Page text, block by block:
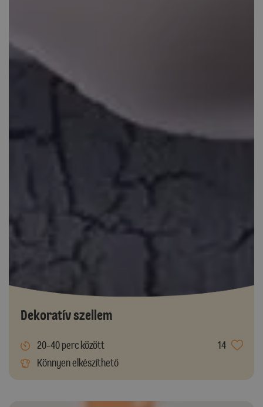
Dekoratív szellem
20-40 perc között
14
Könnyen elkészíthető